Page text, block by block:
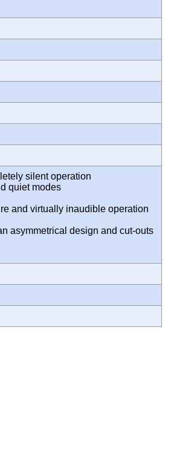
silent operation
quiet modes
and virtually inaudible operation
asymmetrical design and cut-outs